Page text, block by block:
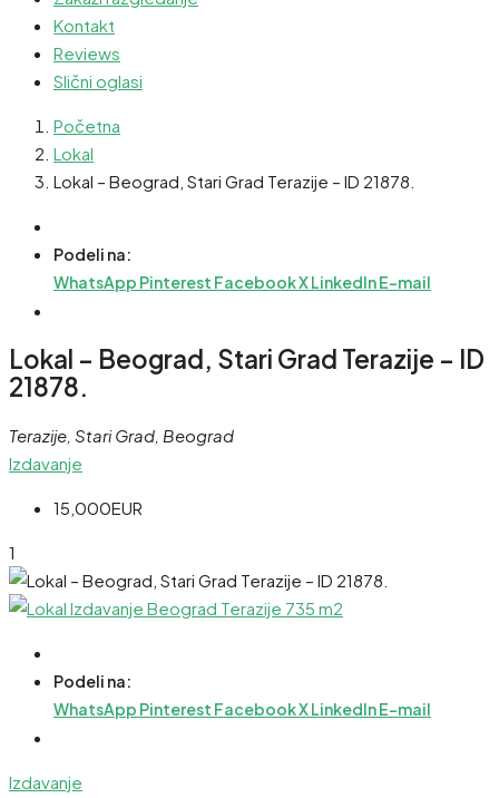
Kontakt
Reviews
Slični oglasi
Početna
Lokal
Lokal – Beograd, Stari Grad Terazije – ID 21878.
Podeli na:
WhatsApp Pinterest FacebookXLinkedInE-mail
Lokal – Beograd, Stari Grad Terazije – ID
21878.
Terazije, Stari Grad, Beograd
Izdavanje
15,000EUR
1
Podeli na:
WhatsApp Pinterest FacebookXLinkedInE-mail
Izdavanje